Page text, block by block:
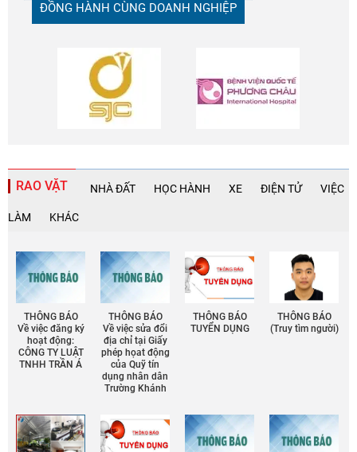
ĐỒNG HÀNH CÙNG DOANH NGHIỆP
RAO VẶT NHÀ ĐẤT HỌC HÀNH XE ĐIỆN TỬ VIỆC
LÀM KHÁC
THÔNG BÁO
Về việc đăng ký
hoạt động:
CÔNG TY LUẬT
TNHH TRẦN Á
THÔNG BÁO
Về việc sửa đổi
địa chỉ tại Giấy
phép họat động
của Quỹ tín
dụng nhân dân
Trường Khánh
THÔNG BÁO
TUYỂN DỤNG
THÔNG BÁO
(Truy tìm người)